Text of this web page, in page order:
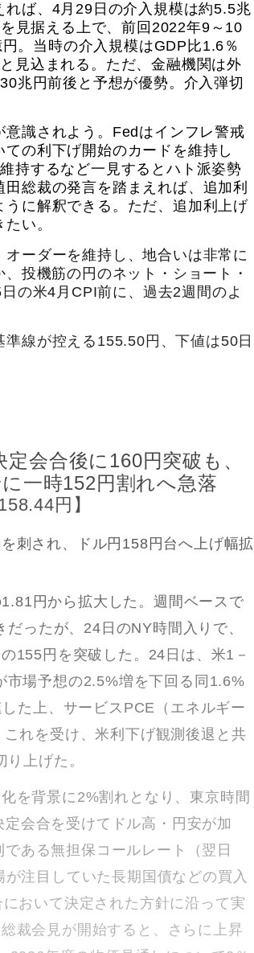
れば、4月29日の介入規模は約5.5兆
見据える上で、前回2022年9～10
。当時の介入規模はGDP比1.6％
見込まれる。ただ、金融機関は外
兆円前後と予想が優勢。介入弾切
識されよう。Fedはインフレ警戒
の利下げ開始のカードを維持し
持するなど一見するとハト派姿勢
総裁の発言を踏まえれば、追加利
に解釈できる。ただ、追加利上げ
い。
ーダーを維持し、地合いは非常に
投機筋の円のネット・ショート・
の米4月CPI前に、過去2週間のよ
線が控える155.50円、下値は50日
会合後に160円突破も、
一時152円割れへ急落
円】
刺され、ドル円158円台へ上げ幅拡
円から拡大した。週間ベースで
ったが、24日のNY時間入りで、
155円を突破した。24日は、米1－
市場予想の2.5%増を下回る同1.6%
た上、サービスPCE（エネルギー
れを受け、米利下げ観測後退と共
上げた。
を背景に2%割れとなり、東京時間
会合を受けてドル高・円安が加
ある無担保コールレート（翌日
注目していた長期国債などの買入
おいて決定された方針に沿って実
裁会見が開始すると、さらに上昇